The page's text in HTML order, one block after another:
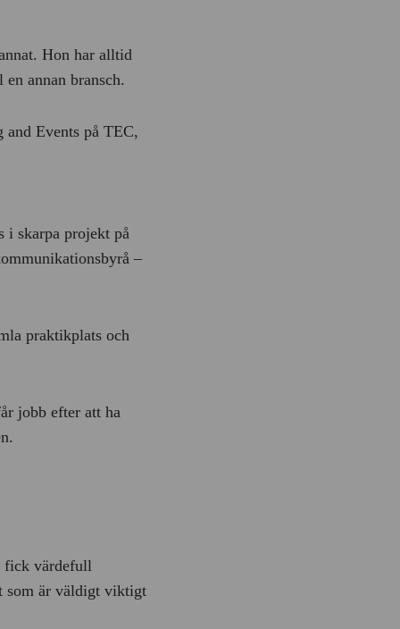
Hon har alltid
annan bransch.
Events på TEC,
i skarpa projekt på
–
praktikplats och
jobb efter att ha
fick värdefull
som är väldigt viktigt